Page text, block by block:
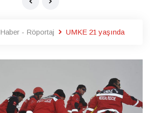
Haber - Röportaj UMKE 21 yaşında